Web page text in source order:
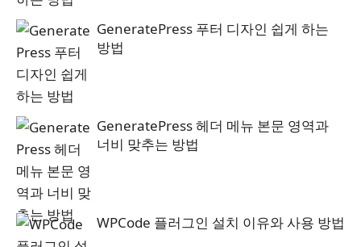
GeneratePress 푸터 디자인 쉽게 하는
방법
GeneratePress 헤더 메뉴 본문 영역과
너비 맞추는 방법
WPCode 플러그인 설치 이유와 사용 방법